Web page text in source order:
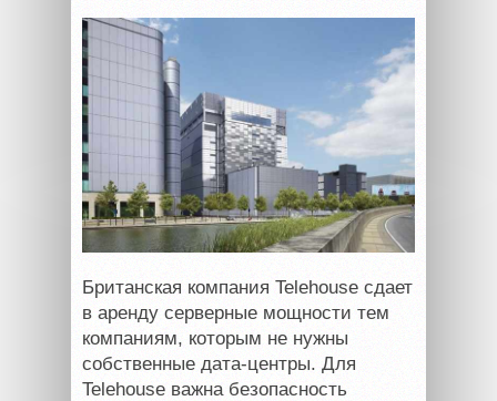
Британская компания Telehouse сдает
в аренду серверные мощности тем
компаниям, которым не нужны
собственные дата-центры. Для
Telehouse важна безопасность